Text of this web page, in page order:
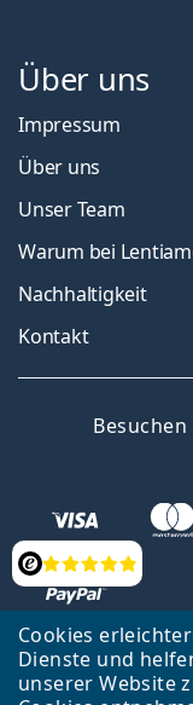
Cookies
Dienste und
unserer Website
Bewertung
Über uns
Impressum
Über uns
Unser Team
Warum bei
Nachhaltigkeit
Kontakt
Zurück